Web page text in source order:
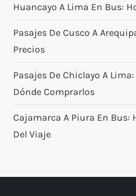
Huancayo A Lima En Bus:
Pasajes De Cusco A
Precios
Pasajes De Chiclayo A
Dónde Comprarlos
Cajamarca A Piura En Bus:
Del Viaje